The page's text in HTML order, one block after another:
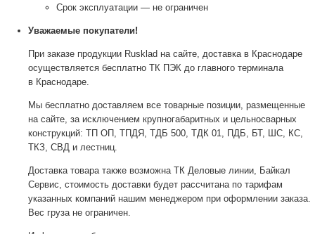
Срок эксплуатации — не ограничен
Уважаемые покупатели!
При заказе продукции Rusklad на сайте, доставка в Краснодаре
осуществляется бесплатно ТК ПЭК до главного терминала
в Краснодаре.
Мы бесплатно доставляем все товарные позиции, размещенные
на сайте, за исключением крупногабаритных и цельносварных
конструкций: ТП ОП, ТПДЯ, ТДБ 500, ТДК 01, ПДБ, БТ, ШС, КС,
ТКЗ, СВД и лестниц.
Доставка товара также возможна ТК Деловые линии, Байкал
Сервис, стоимость доставки будет рассчитана по тарифам
указанных компаний нашим менеджером при оформлении заказа.
Вес груза не ограничен.